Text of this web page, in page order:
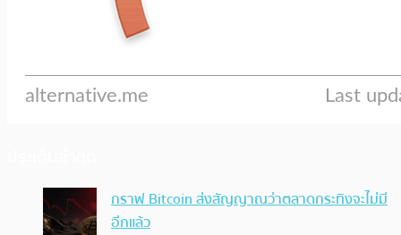
กราฟ Bitcoin ส่งสัญญาณว่าตลาดกระทิงจะไม่มี
อีกแล้ว